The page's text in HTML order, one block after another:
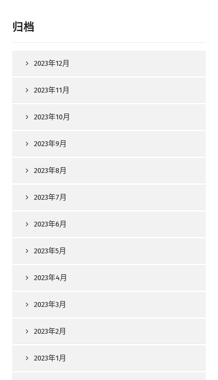
归档
2023年12月
2023年11月
2023年10月
2023年9月
2023年8月
2023年7月
2023年6月
2023年5月
2023年4月
2023年3月
2023年2月
2023年1月